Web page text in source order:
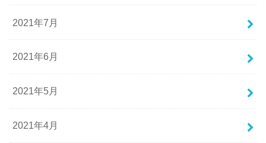
2021年7月
2021年6月
2021年5月
2021年4月